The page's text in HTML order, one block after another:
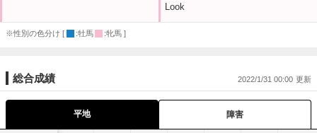
Look
※性別の色分け [ :牡馬 :牝馬 ]
総合成績 2022/1/31 00:00
平地 障害